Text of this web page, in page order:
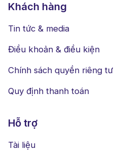
Khách hàng
Tin tức & media
Điều khoản & điều kiện
Chính sách quyền riêng tư
Quy định thanh toán
Hỗ trợ
Tài liệu